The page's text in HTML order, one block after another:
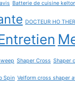
Batterie de cuisine
DOCTEUR HO
Shaper Cross Shaper
Spin Velform cross shaper